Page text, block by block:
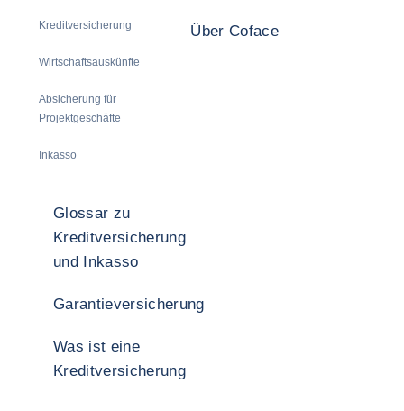
Kreditversicherung
Wirtschaftsauskünfte
Absicherung für
Projektgeschäfte
Inkasso
Über Coface
Glossar zu
Kreditversicherung
und Inkasso
Garantieversicherung
Was ist eine
Kreditversicherung